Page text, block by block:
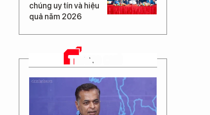
chúng uy tín và hiệu
quả năm 2026
TRANG CHỦ